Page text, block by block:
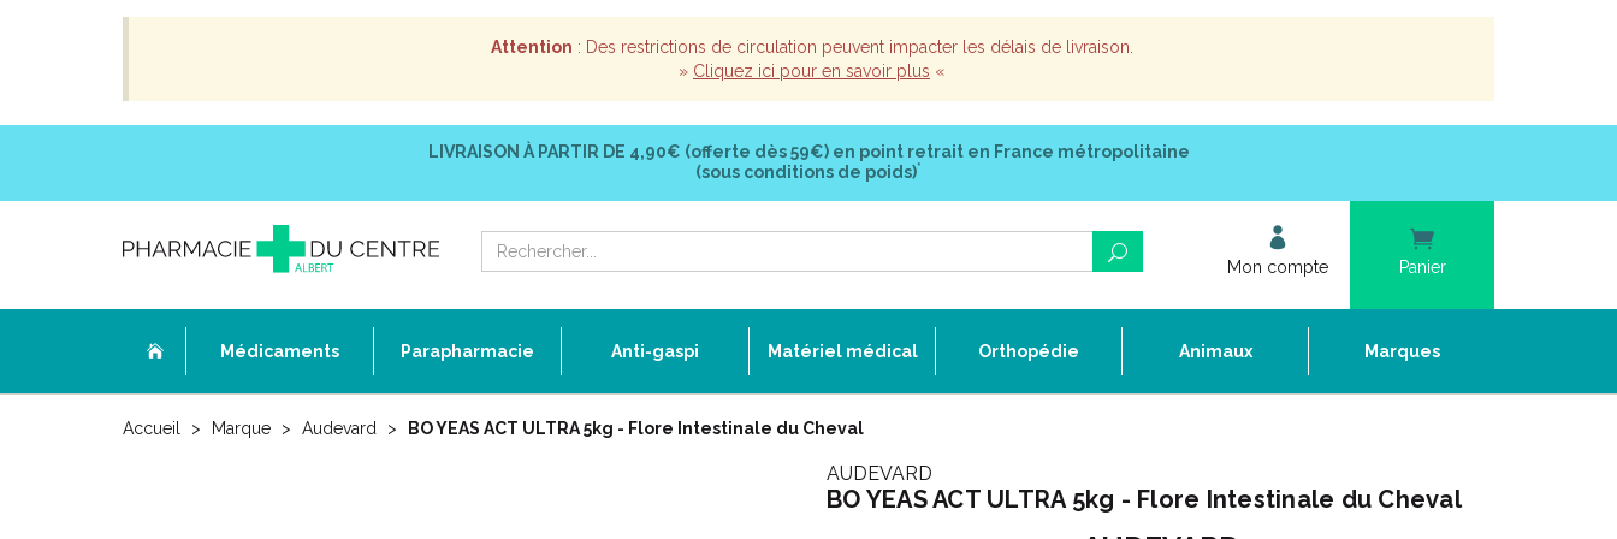
Attention : Des restrictions de circulation peuvent impacter les délais de livraison.
» Cliquez ici pour en savoir plus «
LIVRAISON À PARTIR DE 4,90€ (offerte dès 59€) en point retrait en France métropolitaine
(sous conditions de poids)*
Mon compte Panier
Médicaments Parapharmacie Anti-gaspi Matériel médical Orthopédie Animaux Marques
Accueil Marque Audevard BO YEAS ACT ULTRA 5kg - Flore Intestinale du Cheval
AUDEVARD
BO YEAS ACT ULTRA 5kg - Flore Intestinale du Cheval